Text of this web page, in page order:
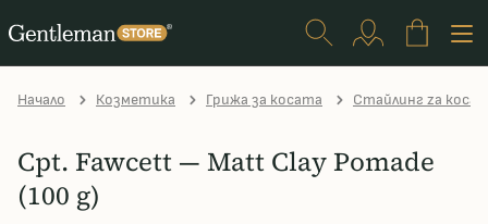
Начало Козметика Грижа за косата Стайлинг zа коса
Cpt. Fawcett — Matt Clay Pomade
(100 g)